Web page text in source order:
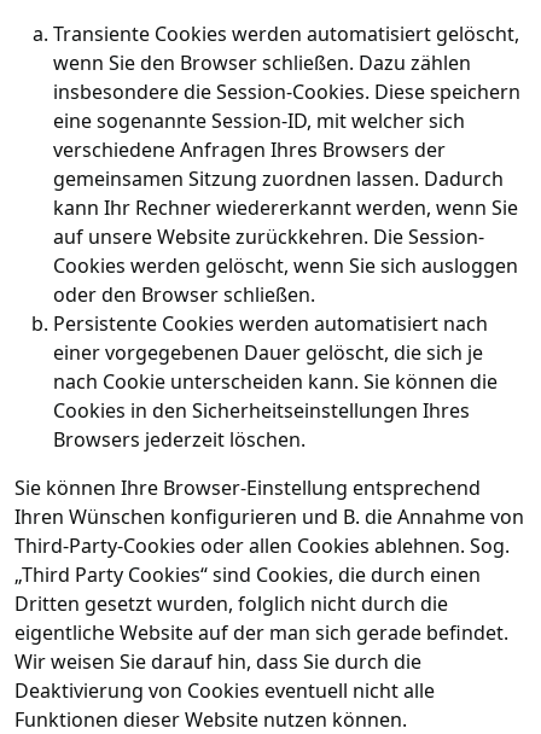
Transiente Cookies werden automatisiert gelöscht,
wenn Sie den Browser schließen. Dazu zählen
insbesondere die Session-Cookies. Diese speichern
eine sogenannte Session-ID, mit welcher sich
verschiedene Anfragen Ihres Browsers der
gemeinsamen Sitzung zuordnen lassen. Dadurch
kann Ihr Rechner wiedererkannt werden, wenn Sie
auf unsere Website zurückkehren. Die Session-
Cookies werden gelöscht, wenn Sie sich ausloggen
oder den Browser schließen.
Persistente Cookies werden automatisiert nach
einer vorgegebenen Dauer gelöscht, die sich je
nach Cookie unterscheiden kann. Sie können die
Cookies in den Sicherheitseinstellungen Ihres
Browsers jederzeit löschen.
Sie können Ihre Browser-Einstellung entsprechend
Ihren Wünschen konfigurieren und B. die Annahme von
Third-Party-Cookies oder allen Cookies ablehnen. Sog.
„Third Party Cookies“ sind Cookies, die durch einen
Dritten gesetzt wurden, folglich nicht durch die
eigentliche Website auf der man sich gerade befindet.
Wir weisen Sie darauf hin, dass Sie durch die
Deaktivierung von Cookies eventuell nicht alle
Funktionen dieser Website nutzen können.